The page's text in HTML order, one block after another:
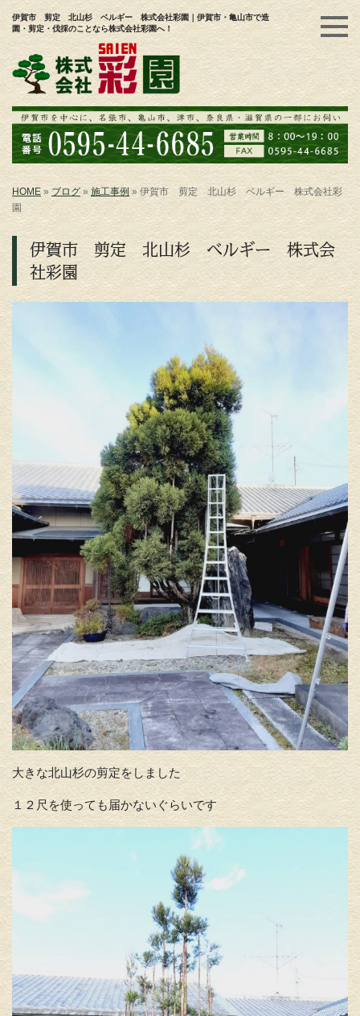
伊賀市 剪定 北山杉 ベルギー 株式会社彩園｜伊賀市・亀山市で造
園・剪定・伐採のことなら株式会社彩園へ！
HOME » ブログ » 施工事例 » 伊賀市 剪定 北山杉 ベルギー 株式会社彩
園
伊賀市 剪定 北山杉 ベルギー 株式会
社彩園
大きな北山杉の剪定をしました
１２尺を使っても届かないぐらいです